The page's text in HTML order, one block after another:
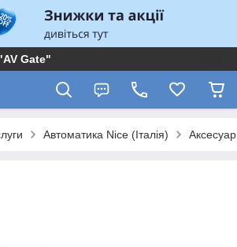
Gate"
Автоматика Nice (Італія)